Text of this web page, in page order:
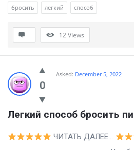
бросить легкий способ
12Views
0
Asked: December 5, 2022
Легкий способ бросить
ЧИТАТЬ ДАЛЕЕ…